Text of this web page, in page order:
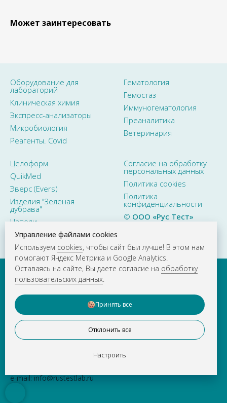
Может заинтересовать
Оборудование для
лабораторий
Клиническая химия
Экспресс-анализаторы
Микробиология
Реагенты. Covid
Гематология
Гемостаз
Иммуногематология
Преаналитика
Ветеринария
Целоформ
QuikMed
Эверс (Evers)
Изделия "Зеленая
дубрава"
Наполи
Согласие на обработку
персональных данных
Политика cookies
Политика
конфиденциальности
© ООО «Рус Тест»
2015–2026. Все права
e-mail:info@rustestlab.ru
Управление файлами cookies
Используем cookies, чтобы сайт был лучше! В этом нам
помогают Яндекс Метрика и Google Analytics.
Оставаясь на сайте, Вы даете согласие на обработку
пользовательских данных.
Принять все
Отклонить все
Настроить